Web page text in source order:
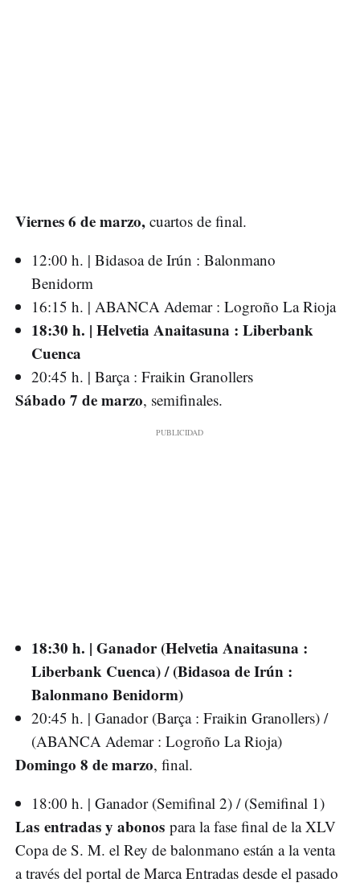
Viernes 6 de marzo, cuartos de final.
12:00 h. | Bidasoa de Irún : Balonmano
Benidorm
16:15 h. | ABANCA Ademar : Logroño La Rioja
18:30 h. | Helvetia Anaitasuna : Liberbank
Cuenca
20:45 h. | Barça : Fraikin Granollers
Sábado 7 de marzo, semifinales.
18:30 h. | Ganador (Helvetia Anaitasuna :
Liberbank Cuenca) / (Bidasoa de Irún :
Balonmano Benidorm)
20:45 h. | Ganador (Barça : Fraikin Granollers) /
(ABANCA Ademar : Logroño La Rioja)
Domingo 8 de marzo, final.
18:00 h. | Ganador (Semifinal 2) / (Semifinal 1)
Las entradas y abonos para la fase final de la XLV
Copa de S. M. el Rey de balonmano están a la venta
a través del portal de Marca Entradas desde el pasado